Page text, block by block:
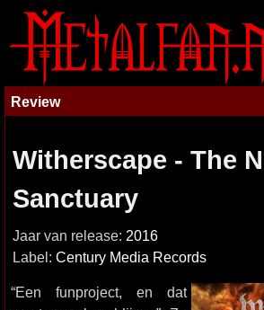
Review
Witherscape - The
Sanctuary
Jaar van release: 2016
Label: Century Media Records
“Een funproject, en dat